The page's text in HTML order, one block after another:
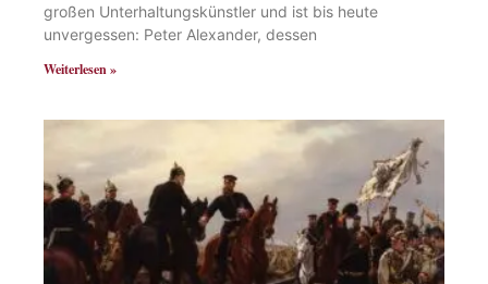
großen Unterhaltungskünstler und ist bis heute
unvergessen: Peter Alexander, dessen
Weiterlesen »